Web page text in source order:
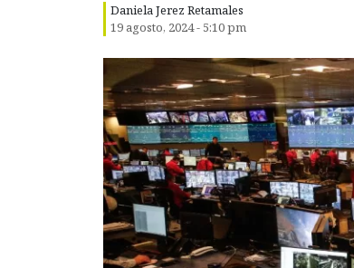
Daniela Jerez Retamales
19 agosto, 2024 - 5:10 pm